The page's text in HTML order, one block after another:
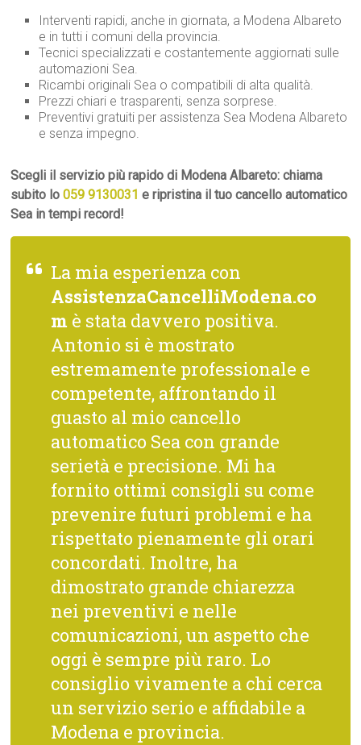
Interventi rapidi, anche in giornata, a Modena Albareto
e in tutti i comuni della provincia.
Tecnici specializzati e costantemente aggiornati sulle
automazioni Sea.
Ricambi originali Sea o compatibili di alta qualità.
Prezzi chiari e trasparenti, senza sorprese.
Preventivi gratuiti per assistenza Sea Modena Albareto
e senza impegno.
Scegli il servizio più rapido di Modena Albareto: chiama
subito lo 059 9130031 e ripristina il tuo cancello automatico
Sea in tempi record!
La mia esperienza con
AssistenzaCancelliModena.co
m è stata davvero positiva.
Antonio si è mostrato
estremamente professionale e
competente, affrontando il
guasto al mio cancello
automatico Sea con grande
serietà e precisione. Mi ha
fornito ottimi consigli su come
prevenire futuri problemi e ha
rispettato pienamente gli orari
concordati. Inoltre, ha
dimostrato grande chiarezza
nei preventivi e nelle
comunicazioni, un aspetto che
oggi è sempre più raro. Lo
consiglio vivamente a chi cerca
un servizio serio e affidabile a
Modena e provincia.